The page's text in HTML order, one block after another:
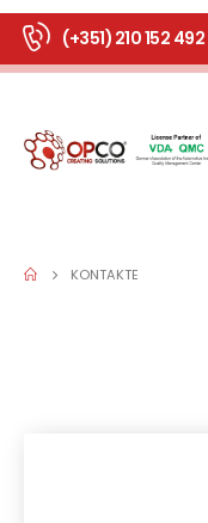
(+351) 210 152 492
KONTAKTE